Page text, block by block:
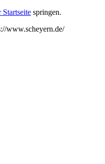
Startseite springen.
www.scheyern.de/